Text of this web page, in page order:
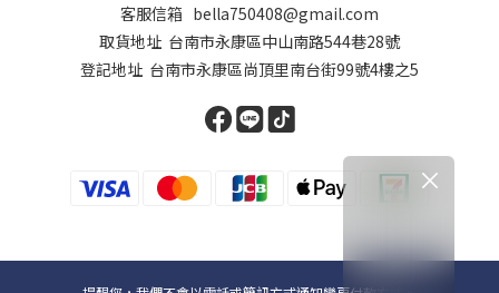
客服信箱 bella750408@gmail.com
取貨地址 台南市永康區中山南路544巷28號
登記地址 台南市永康區尚頂里南台街99號4樓之5